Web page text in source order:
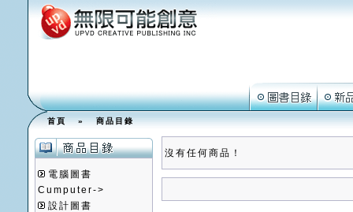
首頁»商品目錄
電腦圖書
Cumputer->
設計圖書
沒有任何商品！